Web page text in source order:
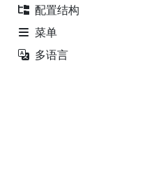
配置结构
菜单
多语言